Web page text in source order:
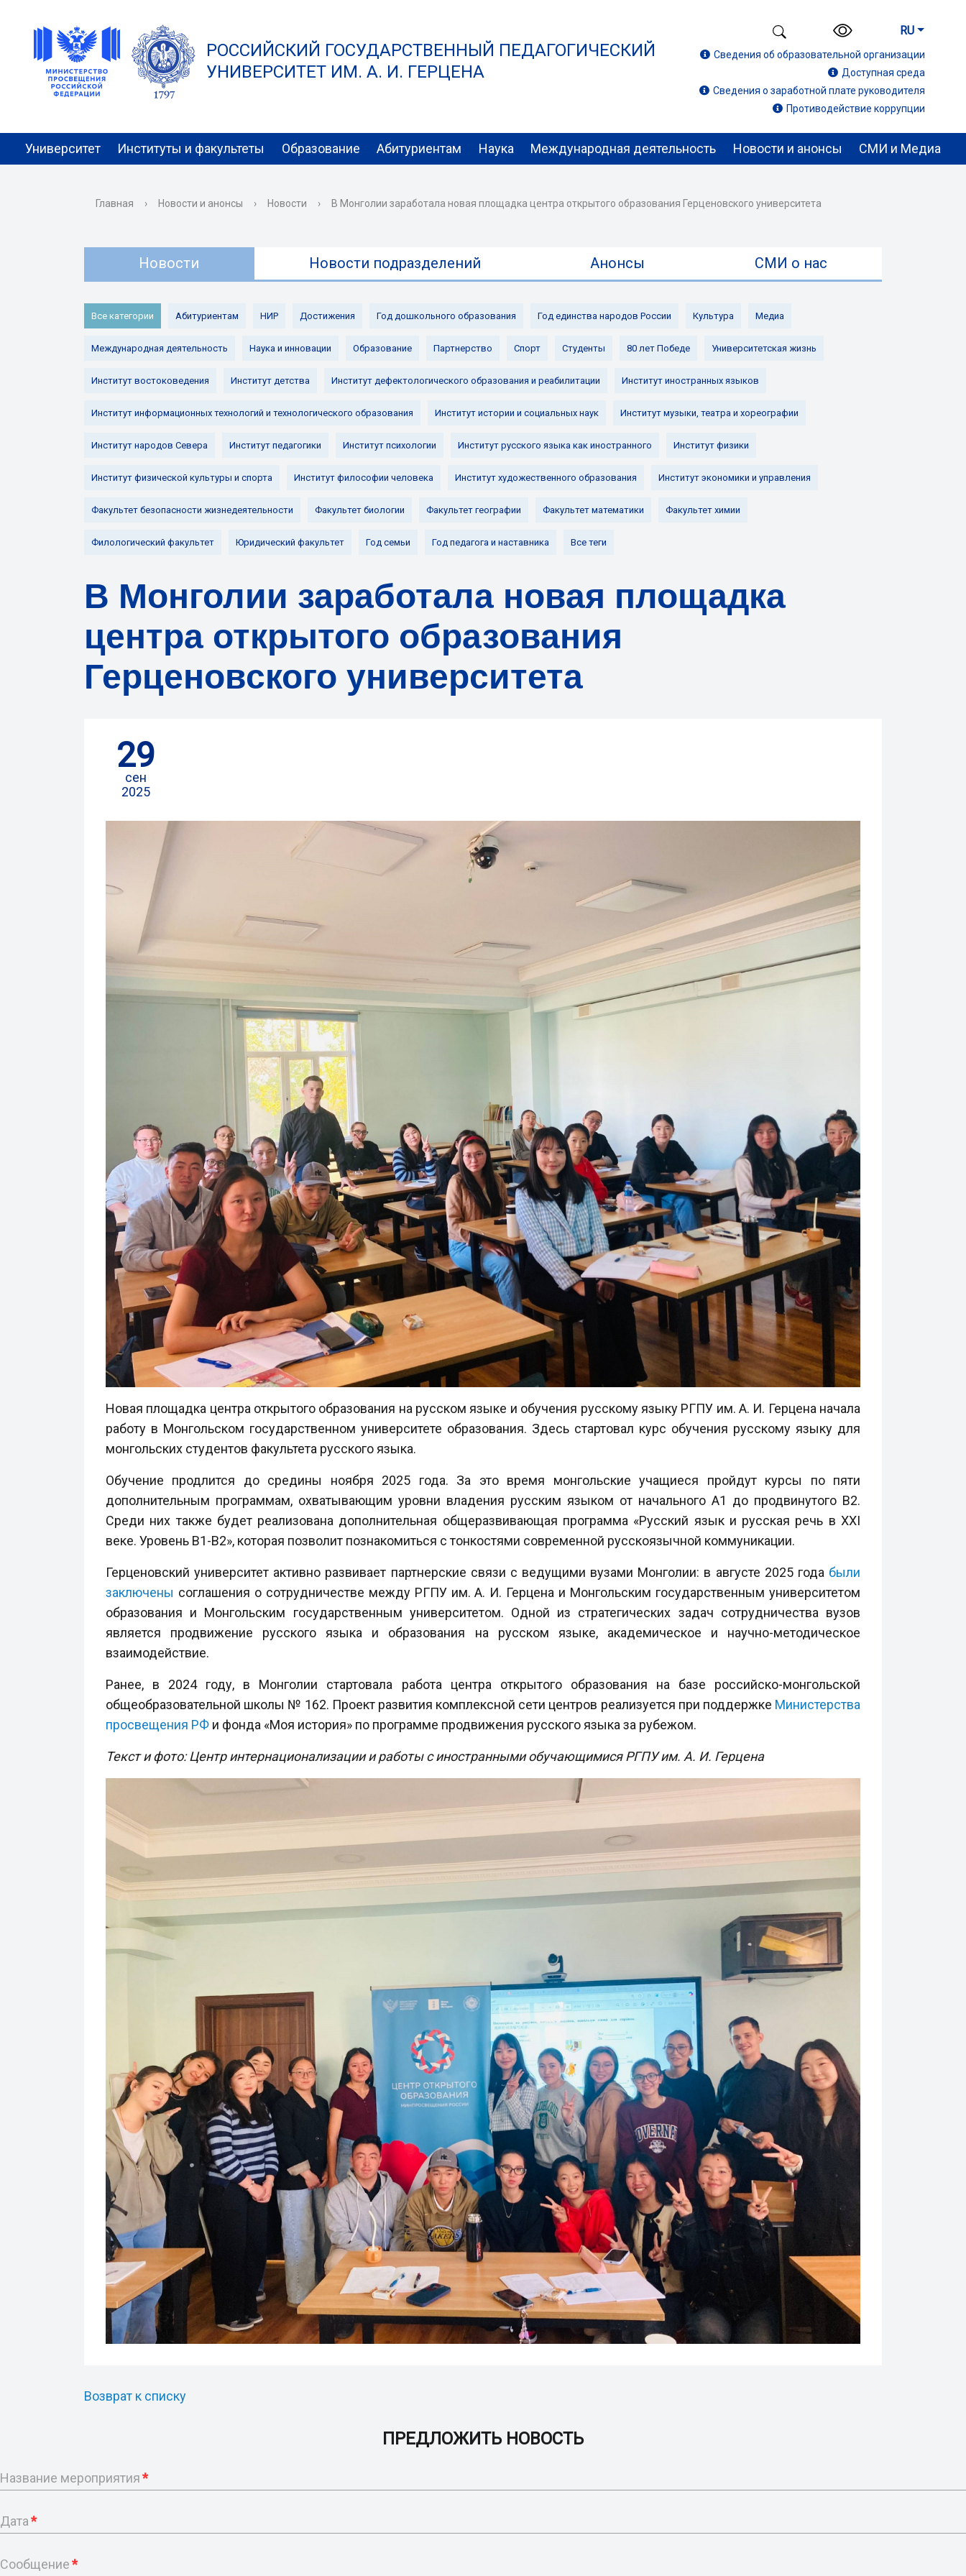
РОССИЙСКИЙ ГОСУДАРСТВЕННЫЙ ПЕДАГОГИЧЕСКИЙ
УНИВЕРСИТЕТ ИМ. А. И. ГЕРЦЕНА
RU
Сведения об образовательной организации
Доступная среда
Сведения о заработной плате руководителя
Противодействие коррупции
Университет Институты и факультеты Образование Абитуриентам Наука Международная деятельность Новости и анонсы СМИ и Медиа
Главная › Новости и анонсы › Новости › В Монголии заработала новая площадка центра открытого образования Герценовского университета
Новости Новости подразделений Анонсы СМИ о нас
Все категории Абитуриентам НИР Достижения Год дошкольного образования Год единства народов России Культура Медиа
Международная деятельность Наука и инновации Образование Партнерство Спорт Студенты 80 лет Победе Университетская жизнь
Институт востоковедения Институт детства Институт дефектологического образования и реабилитации Институт иностранных языков
Институт информационных технологий и технологического образования Институт истории и социальных наук Институт музыки, театра и хореографии
Институт народов Севера Институт педагогики Институт психологии Институт русского языка как иностранного Институт физики
Институт физической культуры и спорта Институт философии человека Институт художественного образования Институт экономики и управления
Факультет безопасности жизнедеятельности Факультет биологии Факультет географии Факультет математики Факультет химии
Филологический факультет Юридический факультет Год семьи Год педагога и наставника Все теги
В Монголии заработала новая площадка
центра открытого образования
Герценовского университета
29
сен
2025
Новая площадка центра открытого образования на русском языке и обучения русскому языку РГПУ им. А. И. Герцена начала
работу в Монгольском государственном университете образования. Здесь стартовал курс обучения русскому языку для
монгольских студентов факультета русского языка.
Обучение продлится до средины ноября 2025 года. За это время монгольские учащиеся пройдут курсы по пяти
дополнительным программам, охватывающим уровни владения русским языком от начального А1 до продвинутого B2.
Среди них также будет реализована дополнительная общеразвивающая программа «Русский язык и русская речь в XXI
веке. Уровень В1-В2», которая позволит познакомиться с тонкостями современной русскоязычной коммуникации.
Герценовский университет активно развивает партнерские связи с ведущими вузами Монголии: в августе 2025 года были
заключены соглашения о сотрудничестве между РГПУ им. А. И. Герцена и Монгольским государственным университетом
образования и Монгольским государственным университетом. Одной из стратегических задач сотрудничества вузов
является продвижение русского языка и образования на русском языке, академическое и научно-методическое
взаимодействие.
Ранее, в 2024 году, в Монголии стартовала работа центра открытого образования на базе российско-монгольской
общеобразовательной школы № 162. Проект развития комплексной сети центров реализуется при поддержке Министерства
просвещения РФ и фонда «Моя история» по программе продвижения русского языка за рубежом.
Текст и фото: Центринтернационализации и работы с иностранными обучающимися РГПУ им. А. И. Герцена
Возврат к списку
ПРЕДЛОЖИТЬ НОВОСТЬ
Название мероприятия*
Дата*
Сообщение*